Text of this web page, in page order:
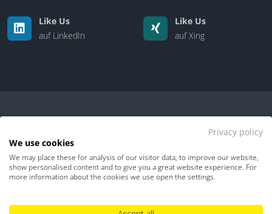
Like Us
auf LinkedIn
Like Us
auf Xing
Kontakt | Über uns
Impressum
Privacy policy
We use cookies
We may place these for analysis of our visitor data, to improve our website,
show personalised content and to give you a great website experience. For
more information about the cookies we use open the settings.